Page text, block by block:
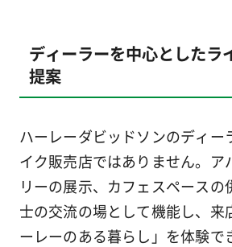
ディーラーを中心としたラ
提案
ハーレーダビッドソンのディー
イク販売店ではありません。ア
リーの展示、カフェスペースの
士の交流の場として機能し、来
ーレーのある暮らし」を体験で